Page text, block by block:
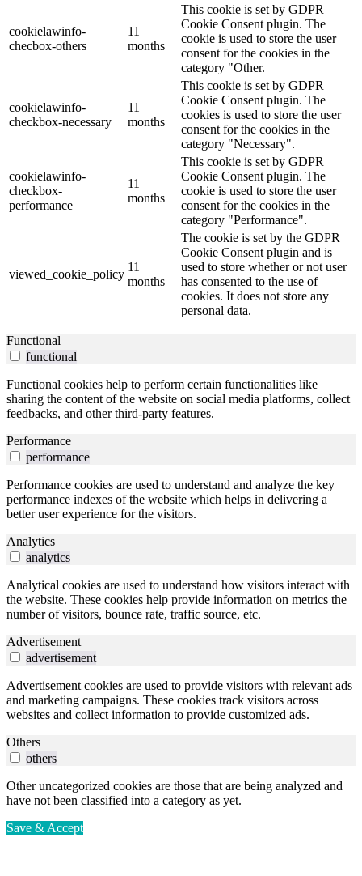
cookielawinfo-
checbox-others
11
months
This cookie is set by GDPR
Cookie Consent plugin. The
cookie is used to store the user
consent for the cookies in the
category "Other.
cookielawinfo-
checkbox-necessary
11
months
This cookie is set by GDPR
Cookie Consent plugin. The
cookies is used to store the user
consent for the cookies in the
category "Necessary".
cookielawinfo-
checkbox-
performance
11
months
This cookie is set by GDPR
Cookie Consent plugin. The
cookie is used to store the user
consent for the cookies in the
category "Performance".
viewed_cookie_policy
11
months
The cookie is set by the GDPR
Cookie Consent plugin and is
used to store whether or not user
has consented to the use of
cookies. It does not store any
personal data.
Functional
functional
Functional cookies help to perform certain functionalities like
sharing the content of the website on social media platforms, collect
feedbacks, and other third-party features.
Performance
performance
Performance cookies are used to understand and analyze the key
performance indexes of the website which helps in delivering a
better user experience for the visitors.
Analytics
analytics
Analytical cookies are used to understand how visitors interact with
the website. These cookies help provide information on metrics the
number of visitors, bounce rate, traffic source, etc.
Advertisement
advertisement
Advertisement cookies are used to provide visitors with relevant ads
and marketing campaigns. These cookies track visitors across
websites and collect information to provide customized ads.
Others
others
Other uncategorized cookies are those that are being analyzed and
have not been classified into a category as yet.
Save & Accept